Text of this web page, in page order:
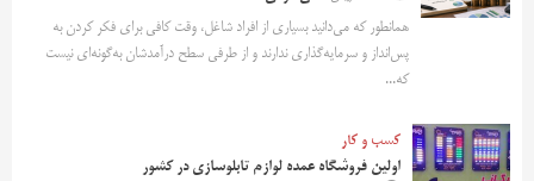
همانطور که می‌دانید بسیاری از افراد شاغل، وقت کافی برای فکر کردن به
پس‌انداز و سرمایه‌گذاری ندارند و از طرفی سطح درآمدشان به‌گونه‌ای نیست
که...
کسب و کار
اولین فروشگاه عمده لوازم تابلوسازی در کشور